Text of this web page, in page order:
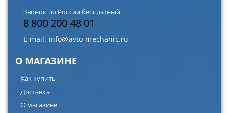
Звонок по России бесплатный
8 800 200 48 01
E-mail: info@avto-mechanic.ru
О МАГАЗИНЕ
Как купить
Доставка
О магазине